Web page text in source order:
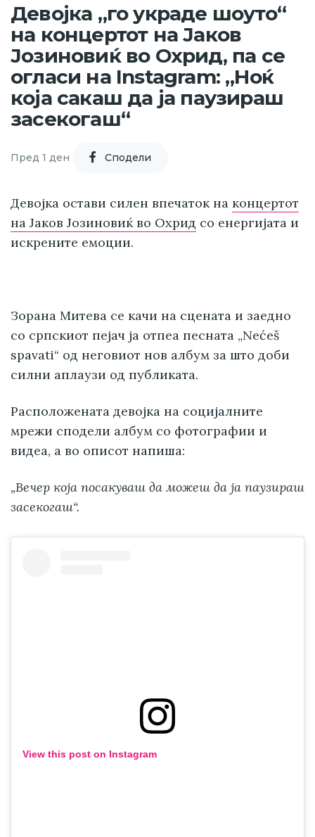
Девојка „го украде шоуто“
на концертот на Јаков
Јозиновиќ во Охрид, па се
огласи на Instagram: „Ноќ
која сакаш да ја паузираш
засекогаш“
Пред 1 ден Cподели
Девојка остави силен впечаток на концертот
на Јаков Јозиновиќ во Охрид со енергијата и
искрените емоции.
Зорана Митева се качи на сцената и заедно
со српскиот пејач ја отпеа песната „Nećeš
spavati“ од неговиот нов албум за што доби
силни аплаузи од публиката.
Расположената девојка на социјалните
мрежи сподели албум со фотографии и
видеа, а во описот напиша:
„Вечер која посакуваш да можеш да ја паузираш
засекогаш“.
View this post on Instagram